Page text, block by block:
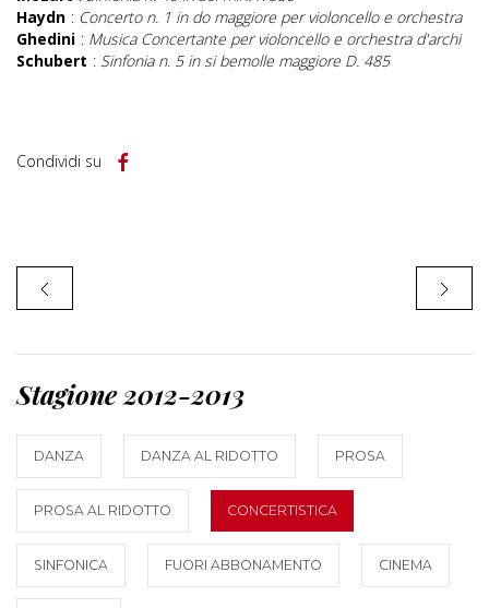
Haydn : Concerto n. 1 in do maggiore per violoncello e orchestra
Ghedini : Musica Concertante per violoncello e orchestra d'archi
Schubert : Sinfonia n. 5 in si bemolle maggiore D. 485
Condividi su
Stagione 2012-2013
DANZA DANZA AL RIDOTTO PROSA
PROSA AL RIDOTTO CONCERTISTICA
SINFONICA FUORI ABBONAMENTO CINEMA